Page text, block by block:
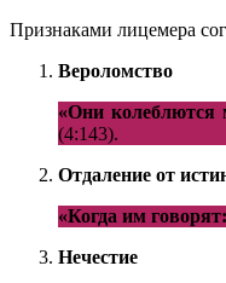
Признаками лицемера
Вероломство
«Они колеблются
(4:143).
Отдаление от
«Когда им
Нечестие